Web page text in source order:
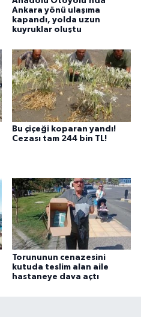
Ankara yönü ulaşıma
kapandı, yolda uzun
kuyruklar oluştu
Bu çiçeği koparan yandı!
Cezası tam 244 bin TL!
Torununun cenazesini
kutuda teslim alan aile
hastaneye dava açtı